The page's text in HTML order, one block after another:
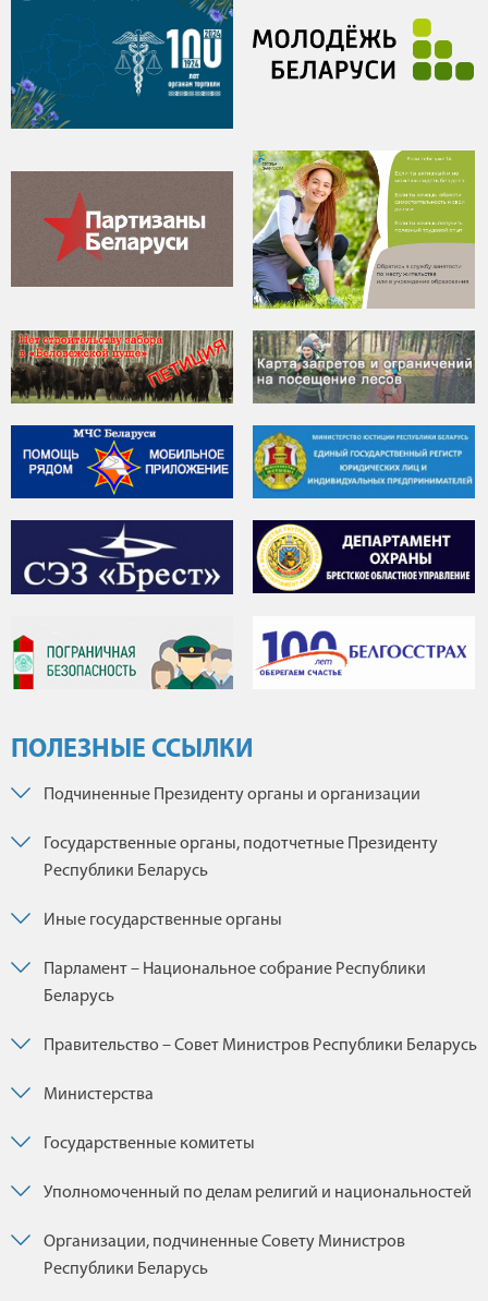
ПОЛЕЗНЫЕ ССЫЛКИ
Подчиненные Президенту органы и организации
Государственные органы, подотчетные Президенту
Республики Беларусь
Иные государственные органы
Парламент – Национальное собрание Республики
Беларусь
Правительство – Совет Министров Республики Беларусь
Министерства
Государственные комитеты
Уполномоченный по делам религий и национальностей
Организации, подчиненные Совету Министров
Республики Беларусь